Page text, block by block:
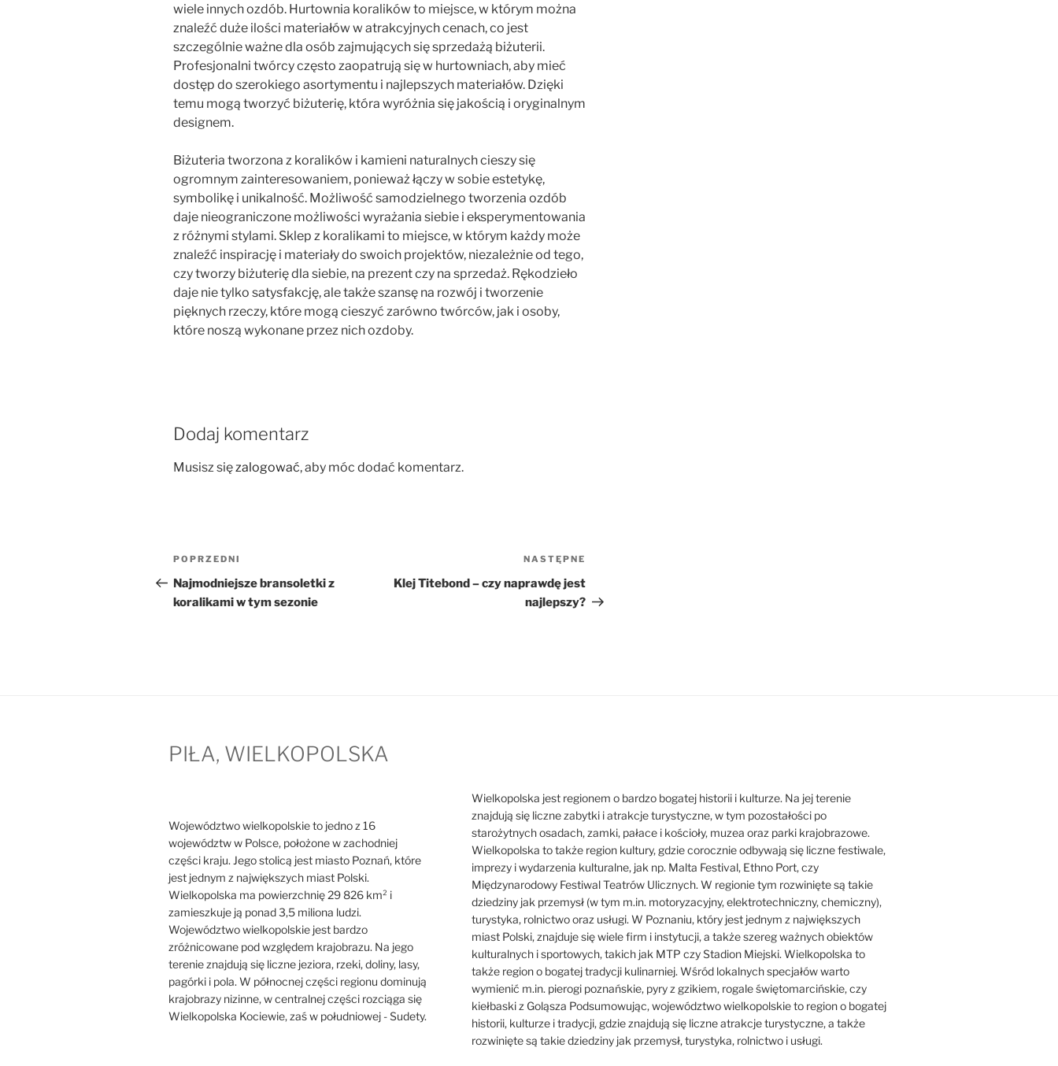
wiele innych ozdób. Hurtownia koralików to miejsce, w którym można
znaleźć duże ilości materiałów w atrakcyjnych cenach, co jest
szczególnie ważne dla osób zajmujących się sprzedażą biżuterii.
Profesjonalni twórcy często zaopatrują się w hurtowniach, aby mieć
dostęp do szerokiego asortymentu i najlepszych materiałów. Dzięki
temu mogą tworzyć biżuterię, która wyróżnia się jakością i oryginalnym
designem.
Biżuteria tworzona z koralików i kamieni naturalnych cieszy się
ogromnym zainteresowaniem, ponieważ łączy w sobie estetykę,
symbolikę i unikalność. Możliwość samodzielnego tworzenia ozdób
daje nieograniczone możliwości wyrażania siebie i eksperymentowania
z różnymi stylami. Sklep z koralikami to miejsce, w którym każdy może
znaleźć inspirację i materiały do swoich projektów, niezależnie od tego,
czy tworzy biżuterię dla siebie, na prezent czy na sprzedaż. Rękodzieło
daje nie tylko satysfakcję, ale także szansę na rozwój i tworzenie
pięknych rzeczy, które mogą cieszyć zarówno twórców, jak i osoby,
które noszą wykonane przez nich ozdoby.
Dodaj komentarz
Musisz sięzalogować, aby móc dodać komentarz.
Nawigacja
wpisu
Poprzedni
wpis
POPRZEDNI
Najmodniejsze bransoletki z
koralikami w tym sezonie
wpis
NASTĘPNE
Klej Titebond – czy naprawdę jest
najlepszy?
PIŁA, WIELKOPOLSKA
Województwo wielkopolskie to jedno z 16
województw w Polsce, położone w zachodniej
części kraju. Jego stolicą jest miasto Poznań, które
jest jednym z największych miast Polski.
Wielkopolska ma powierzchnię 29 826 km² i
zamieszkuje ją ponad 3,5 miliona ludzi.
Województwo wielkopolskie jest bardzo
zróżnicowane pod względem krajobrazu. Na jego
terenie znajdują się liczne jeziora, rzeki, doliny, lasy,
pagórki i pola. W północnej części regionu dominują
krajobrazy nizinne, w centralnej części rozciąga się
Wielkopolska Kociewie, zaś w południowej - Sudety.
Wielkopolska jest regionem o bardzo bogatej historii i kulturze. Na jej terenie
znajdują się liczne zabytki i atrakcje turystyczne, w tym pozostałości po
starożytnych osadach, zamki, pałace i kościoły, muzea oraz parki krajobrazowe.
Wielkopolska to także region kultury, gdzie corocznie odbywają się liczne festiwale,
imprezy i wydarzenia kulturalne, jak np. Malta Festival, Ethno Port, czy
Międzynarodowy Festiwal Teatrów Ulicznych. W regionie tym rozwinięte są takie
dziedziny jak przemysł (w tym m.in. motoryzacyjny, elektrotechniczny, chemiczny),
turystyka, rolnictwo oraz usługi. W Poznaniu, który jest jednym z największych
miast Polski, znajduje się wiele firm i instytucji, a także szereg ważnych obiektów
kulturalnych i sportowych, takich jak MTP czy Stadion Miejski. Wielkopolska to
także region o bogatej tradycji kulinarniej. Wśród lokalnych specjałów warto
wymienić m.in. pierogi poznańskie, pyry z gzikiem, rogale świętomarcińskie, czy
kiełbaski z Goląsza Podsumowując, województwo wielkopolskie to region o bogatej
historii, kulturze i tradycji, gdzie znajdują się liczne atrakcje turystyczne, a także
rozwinięte są takie dziedziny jak przemysł, turystyka, rolnictwo i usługi.